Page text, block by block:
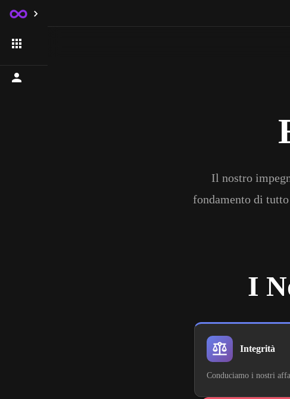
Il nostro
fondamento di
I
Integrità
Conduciamo i nostri